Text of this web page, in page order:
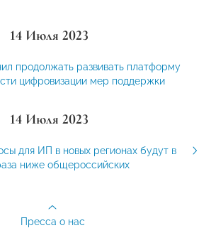
14 Июля 2023
продолжать развивать платформу
цифровизации мер поддержки
14 Июля 2023
для ИП в новых регионах будут в
ниже общероссийских
Пресса о нас